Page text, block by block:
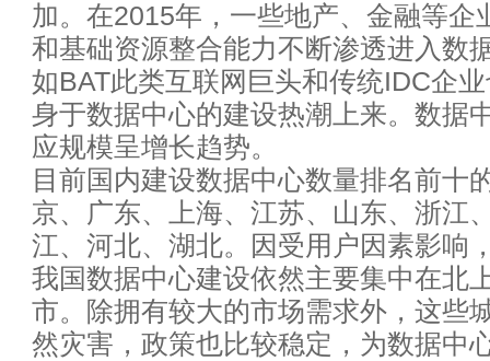
网络钓鱼进化之路
为什么我们不能再过度依赖网
对象存储九大关键特征
人工智能会统治世界吗？马克
企业如何实现互联网+业务与IT
PaaS是位好同志，但SaaS公司
如何构建一个私有存储云
加。在2015年，一些地产、金融等企
和基础资源整合能力不断渗透进入数
如BAT此类互联网巨头和传统IDC企
身于数据中心的建设热潮上来。数据
应规模呈增长趋势。
目前国内建设数据中心数量排名前十
京、广东、上海、江苏、山东、浙江
江、河北、湖北。因受用户因素影响
我国数据中心建设依然主要集中在北
市。除拥有较大的市场需求外，这些
然灾害，政策也比较稳定，为数据中